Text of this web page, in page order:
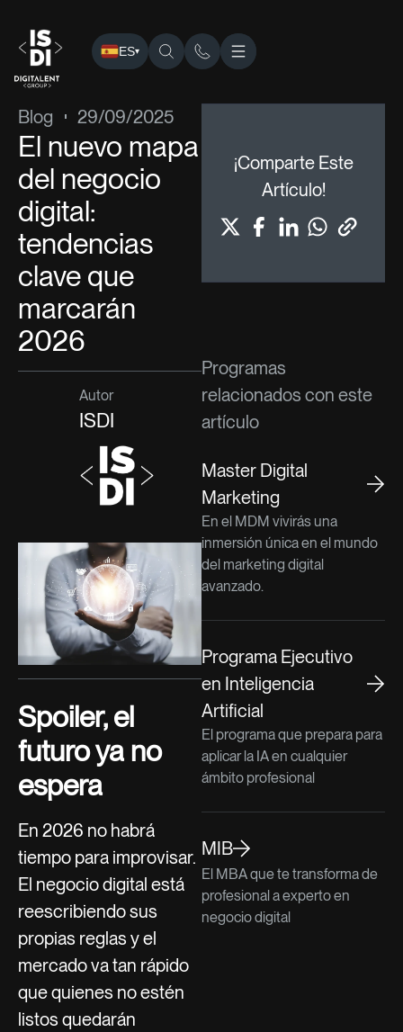
ES▾
ISDI› ›Blog› El nuevo mapa del negocio digital:
Blog 29/09/2025
El nuevo mapa
del negocio
digital:
tendencias
clave que
marcarán
2026
Autor
ISDI
Spoiler, el
futuro ya no
espera
En 2026 no habrá
tiempo para improvisar.
El negocio digital está
reescribiendo sus
propias reglas y el
mercado va tan rápido
que quienes no estén
listos quedarán
¡Comparte Este
Artículo!
Programas
relacionados con este
artículo
Master Digital
Marketing
En el MDM vivirás una
inmersión única en el mundo
del marketing digital
avanzado.
Programa Ejecutivo
en Inteligencia
Artificial
El programa que prepara para
aplicar la IA en cualquier
ámbito profesional
MIB
El MBA que te transforma de
profesional a experto en
negocio digital